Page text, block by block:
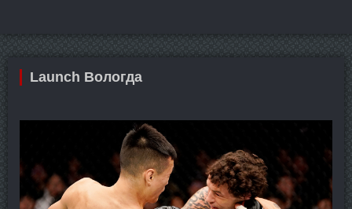
Launch Вологда